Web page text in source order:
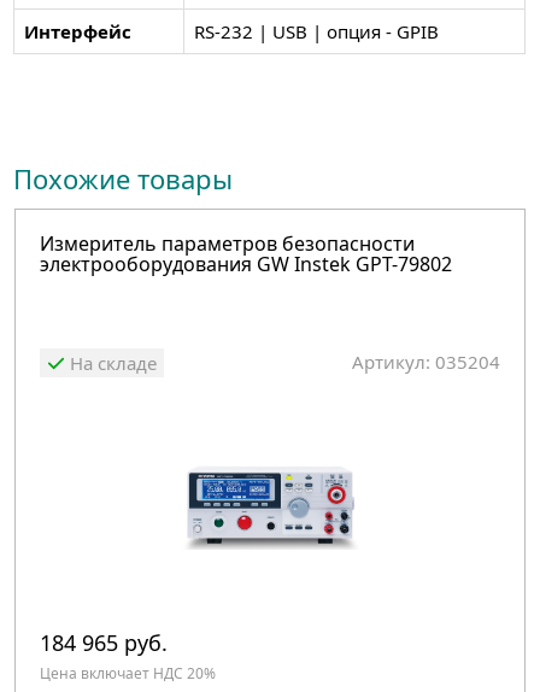
Интерфейс
RS-232 | USB | опция - GPIB
Похожие товары
Измеритель параметров безопасности
электрооборудования GW Instek GPT-79802
На складе Артикул: 035204
184 965 руб.
Цена включает НДС 20%